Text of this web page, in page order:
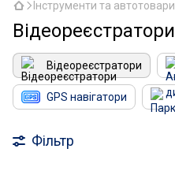
Інструменти та автотовари
Відеореєстратори
Відеореєстратори
GPS навігатори
Фільтр